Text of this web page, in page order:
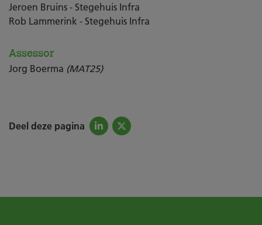
Jeroen Bruins - Stegehuis Infra
Rob Lammerink - Stegehuis Infra
Assessor
Jorg Boerma (MAT25)
Deel deze pagina